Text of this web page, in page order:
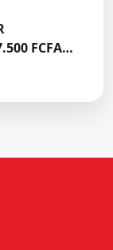
FCFA
DE M.